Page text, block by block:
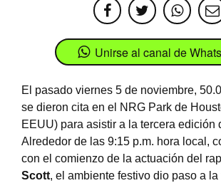
Unirse al canal de
El pasado viernes 5 de noviembre,
se dieron cita en el NRG Park de
EEUU) para asistir a la tercera edición
Alrededor de las 9:15 p.m. hora local,
con el comienzo de la actuación del
Scott, el ambiente festivo dio paso a la